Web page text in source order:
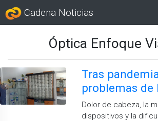
Cadena Noticias
Óptica Enfoque
Tras
problemas de
Dolor de cabeza, la
dispositivos y la